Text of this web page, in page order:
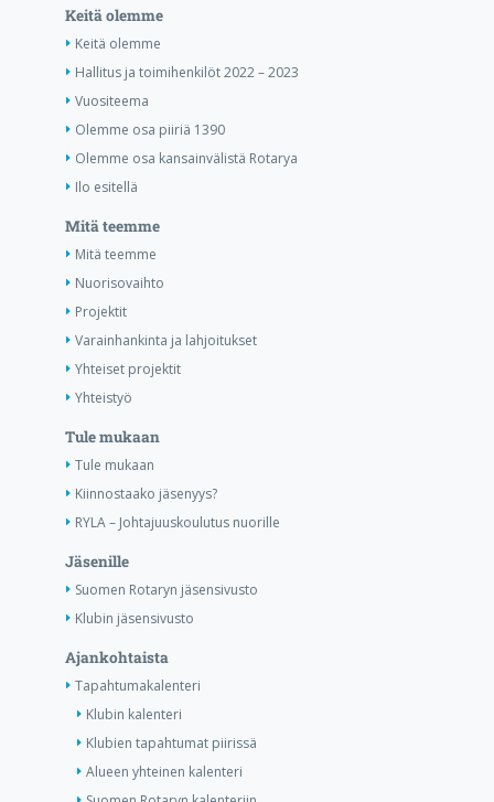
Keitä olemme
Keitä olemme
Hallitus ja toimihenkilöt 2022 – 2023
Vuositeema
Olemme osa piiriä 1390
Olemme osa kansainvälistä Rotarya
Ilo esitellä
Mitä teemme
Mitä teemme
Nuorisovaihto
Projektit
Varainhankinta ja lahjoitukset
Yhteiset projektit
Yhteistyö
Tule mukaan
Tule mukaan
Kiinnostaako jäsenyys?
RYLA – Johtajuuskoulutus nuorille
Jäsenille
Suomen Rotaryn jäsensivusto
Klubin jäsensivusto
Ajankohtaista
Tapahtumakalenteri
Klubin kalenteri
Klubien tapahtumat piirissä
Alueen yhteinen kalenteri